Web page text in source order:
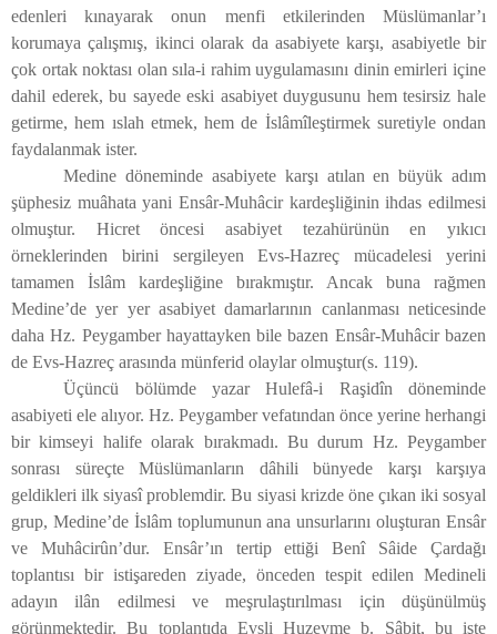
edenleri kınayarak onun menfi etkilerinden Müslümanlar’ı
korumaya çalışmış, ikinci olarak da asabiyete karşı, asabiyetle bir
çok ortak noktası olan sıla-i rahim uygulamasını dinin emirleri içine
dahil ederek, bu sayede eski asabiyet duygusunu hem tesirsiz hale
getirme, hem ıslah etmek, hem de İslâmîleştirmek suretiyle ondan
faydalanmak ister.
Medine döneminde asabiyete karşı atılan en büyük adım
şüphesiz muâhata yani Ensâr-Muhâcir kardeşliğinin ihdas edilmesi
olmuştur. Hicret öncesi asabiyet tezahürünün en yıkıcı
örneklerinden birini sergileyen Evs-Hazreç mücadelesi yerini
tamamen İslâm kardeşliğine bırakmıştır. Ancak buna rağmen
Medine’de yer yer asabiyet damarlarının canlanması neticesinde
daha Hz. Peygamber hayattayken bile bazen Ensâr-Muhâcir bazen
de Evs-Hazreç arasında münferid olaylar olmuştur(s. 119).
Üçüncü bölümde yazar Hulefâ-i Raşidîn döneminde
asabiyeti ele alıyor. Hz. Peygamber vefatından önce yerine herhangi
bir kimseyi halife olarak bırakmadı. Bu durum Hz. Peygamber
sonrası süreçte Müslümanların dâhili bünyede karşı karşıya
geldikleri ilk siyasî problemdir. Bu siyasi krizde öne çıkan iki sosyal
grup, Medine’de İslâm toplumunun ana unsurlarını oluşturan Ensâr
ve Muhâcirûn’dur. Ensâr’ın tertip ettiği Benî Sâide Çardağı
toplantısı bir istişareden ziyade, önceden tespit edilen Medineli
adayın ilân edilmesi ve meşrulaştırılması için düşünülmüş
görünmektedir. Bu toplantıda Evsli Huzeyme b. Sâbit, bu işte